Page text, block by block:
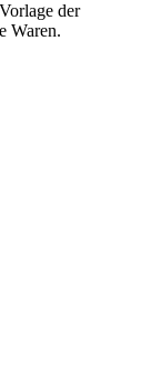
der
Waren.